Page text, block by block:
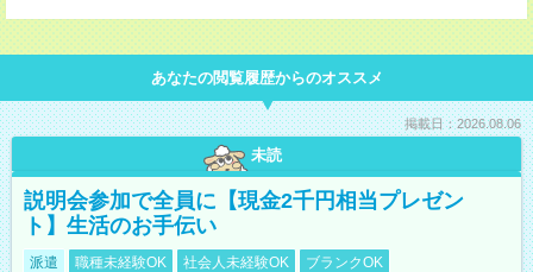
あなたの閲覧履歴からのオススメ
掲載日：2026.08.06
未読
説明会参加で全員に【現金2千円相当プレゼン
ト】生活のお手伝い
派遣 職種未経験OK 社会人未経験OK
ブランクOK